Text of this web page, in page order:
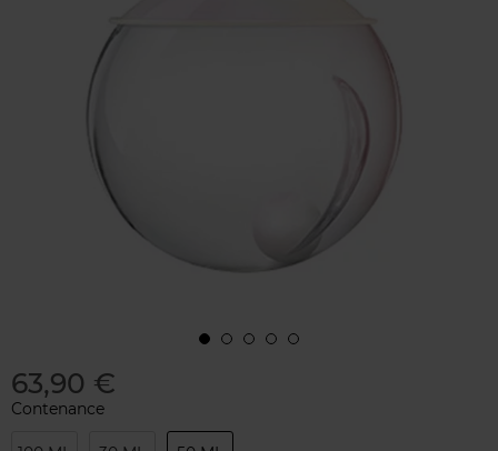
63,90 €
Contenance